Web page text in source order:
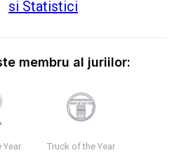
membru al juriilor:
Year Truck of the Year